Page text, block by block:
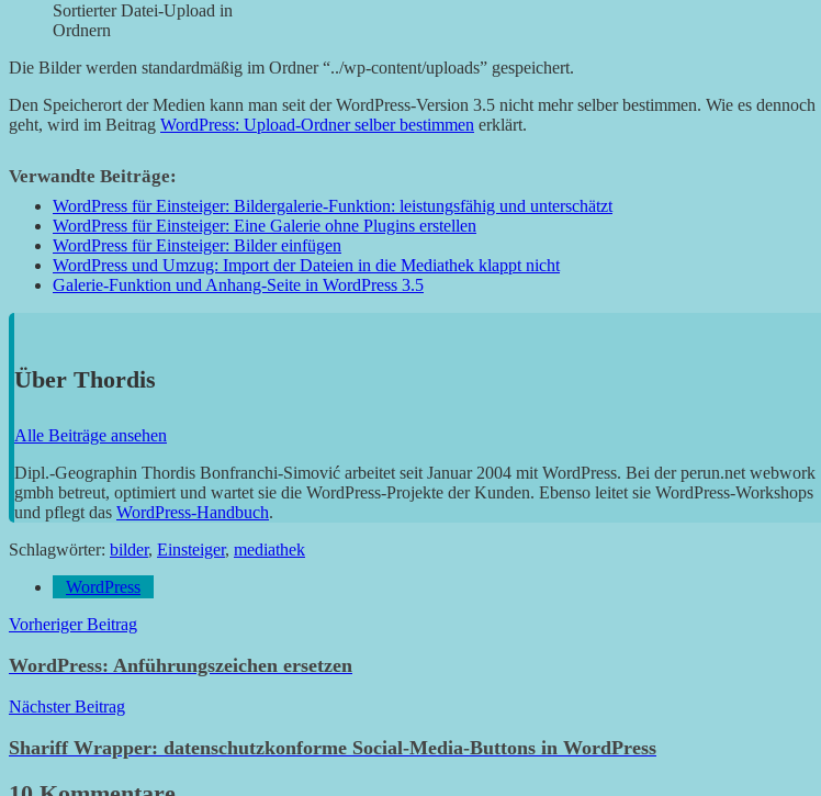
Sortierter Datei-Upload in
Ordnern
Die Bilder werden standardmäßig im Ordner “../wp-content/uploads” gespeichert.
Den Speicherort der Medien kann man seit der WordPress-Version 3.5 nicht mehr selber bestimmen. Wie es dennoch
geht, wird im Beitrag WordPress: Upload-Ordner selber bestimmen erklärt.
Verwandte Beiträge:
WordPress für Einsteiger: Bildergalerie-Funktion: leistungsfähig und unterschätzt
WordPress für Einsteiger: Eine Galerie ohne Plugins erstellen
WordPress für Einsteiger: Bilder einfügen
WordPress und Umzug: Import der Dateien in die Mediathek klappt nicht
Galerie-Funktion und Anhang-Seite in WordPress 3.5
Über Thordis
Alle Beiträge ansehen
Dipl.-Geographin Thordis Bonfranchi-Simović arbeitet seit Januar 2004 mit WordPress. Bei der perun.net webwork
gmbh betreut, optimiert und wartet sie die WordPress-Projekte der Kunden. Ebenso leitet sie WordPress-Workshops
und pflegt das WordPress-Handbuch.
Schlagwörter: bilder, Einsteiger, mediathek
WordPress
Beitragsnavigation
Vorheriger Beitrag
WordPress: Anführungszeichen ersetzen
Nächster Beitrag
Shariff Wrapper: datenschutzkonforme Social-Media-Buttons in WordPress